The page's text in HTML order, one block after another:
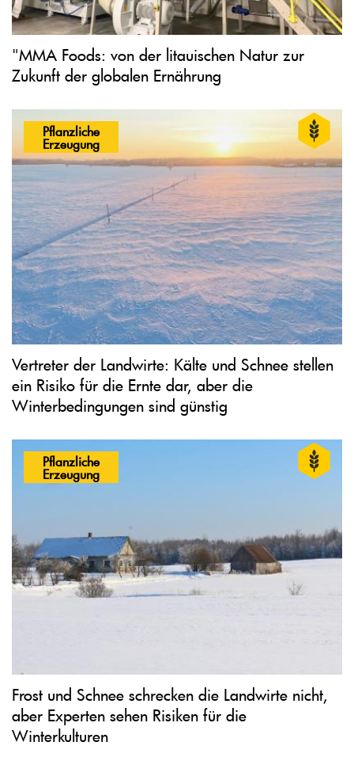
"MMA Foods: von der litauischen Natur zur
Zukunft der globalen Ernährung
Pflanzliche
Erzeugung
Vertreter der Landwirte: Kälte und Schnee stellen
ein Risiko für die Ernte dar, aber die
Winterbedingungen sind günstig
Pflanzliche
Erzeugung
Frost und Schnee schrecken die Landwirte nicht,
aber Experten sehen Risiken für die
Winterkulturen